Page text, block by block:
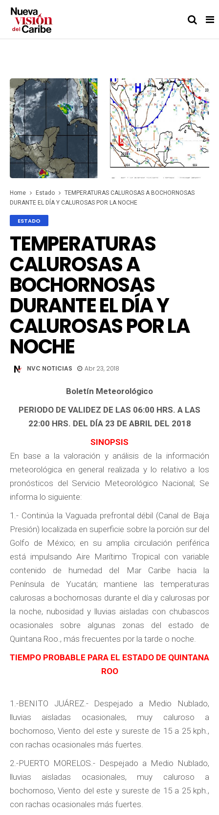
Home Estado
TEMPERATURAS CALUROSAS A BOCHORNOSAS
DURANTE EL DÍA Y CALUROSAS POR LA NOCHE
ESTADO
TEMPERATURAS
CALUROSAS A
BOCHORNOSAS
DURANTE EL DÍA Y
CALUROSAS POR LA
NOCHE
NVC NOTICIAS Abr 23, 2018
Boletín Meteorológico
PERIODO DE VALIDEZ DE LAS 06:00 HRS. A LAS
22:00 HRS. DEL DÍA 23 DE ABRIL DEL 2018
SINOPSIS
En base a la valoración y análisis de la información
meteorológica en general realizada y lo relativo a los
pronósticos del Servicio Meteorológico Nacional; Se
informa lo siguiente:
1.- Continúa la Vaguada prefrontal débil (Canal de Baja
Presión) localizada en superficie sobre la porción sur del
Golfo de México; en su amplia circulación periférica
está impulsando Aire Marítimo Tropical con variable
contenido de humedad del Mar Caribe hacia la
Península de Yucatán; mantiene las temperaturas
calurosas a bochornosas durante el día y calurosas por
la noche, nubosidad y lluvias aisladas con chubascos
ocasionales sobre algunas zonas del estado de
Quintana Roo., más frecuentes por la tarde o noche.
TIEMPO PROBABLE PARA EL ESTADO DE QUINTANA
ROO
1.-BENITO JUÁREZ.- Despejado a Medio Nublado,
lluvias aisladas ocasionales, muy caluroso a
bochornoso, Viento del este y sureste de 15 a 25 kph.,
con rachas ocasionales más fuertes.
2.-PUERTO MORELOS.- Despejado a Medio Nublado,
lluvias aisladas ocasionales, muy caluroso a
bochornoso, Viento del este y sureste de 15 a 25 kph.,
con rachas ocasionales más fuertes.